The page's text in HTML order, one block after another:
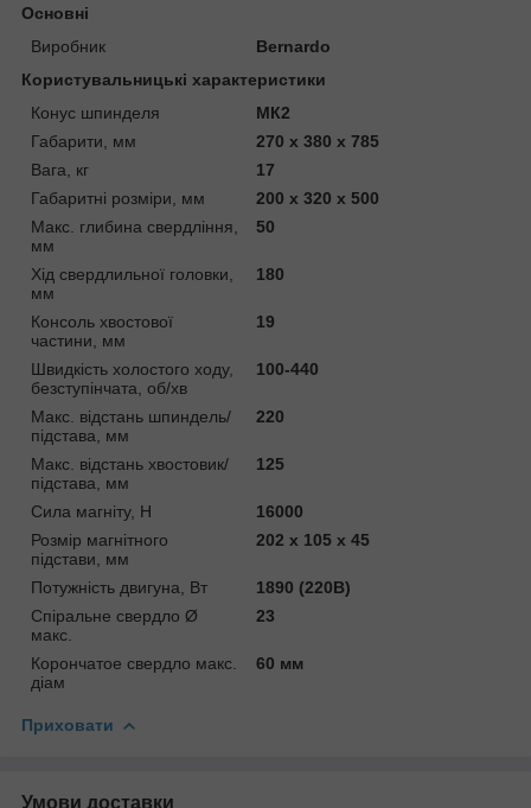
Основні
Виробник
Bernardo
Користувальницькі характеристики
Конус шпинделя
МК2
Габарити, мм
270 x 380 x 785
Вага, кг
17
Габаритні розміри, мм
200 х 320 х 500
Макс. глибина свердління,
мм
50
Хід свердлильної головки,
мм
180
Консоль хвостової
частини, мм
19
Швидкість холостого ходу,
безступінчата, об/хв
100-440
Макс. відстань шпиндель/
підстава, мм
220
Макс. відстань хвостовик/
підстава, мм
125
Сила магніту, Н
16000
Розмір магнітного
підстави, мм
202 х 105 х 45
Потужність двигуна, Вт
1890 (220В)
Спіральне свердло Ø
макс.
23
Корончатое свердло макс.
діам
60 мм
Приховати
Умови доставки